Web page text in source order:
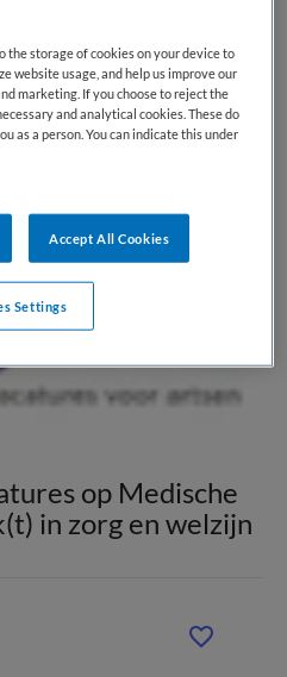
Adviseur Friesland bij
Hieronder staan enkele
u wellicht interessant zijn.
op Medische
in zorg en welzijn
the storage of cookies on your device to
website usage, and help us improve our
marketing. If you choose to reject the
and analytical cookies. These do
as a person. You can indicate this under
Accept All Cookies
Settings